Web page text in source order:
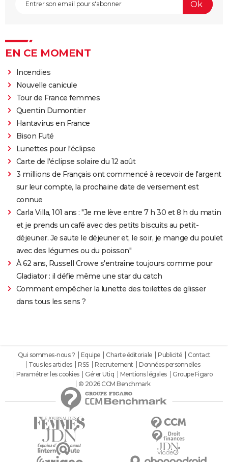
EN CE MOMENT
Incendies
Nouvelle canicule
Tour de France femmes
Quentin Dumontier
Hantavirus en France
Bison Futé
Lunettes pour l'éclipse
Carte de l'éclipse solaire du 12 août
3 millions de Français ont commencé à recevoir de l'argent
sur leur compte, la prochaine date de versement est
connue
Carla Villa, 101 ans : "Je me lève entre 7 h 30 et 8 h du matin
et je prends un café avec des petits biscuits au petit-
déjeuner. Je saute le déjeuner et, le soir, je mange du poulet
avec des légumes ou du poisson"
À 62 ans, Russell Crowe s'entraîne toujours comme pour
Gladiator : il défie même une star du catch
Comment empêcher la lunette des toilettes de glisser
dans tous les sens ?
Qui sommes-nous ? Equipe Charte éditoriale Publicité
Contact
Tous les articles
RSS Recrutement
Données personnelles
Paramétrer les cookies
Gérer Utiq Mentions légales
Groupe Figaro
© 2026 CCM Benchmark